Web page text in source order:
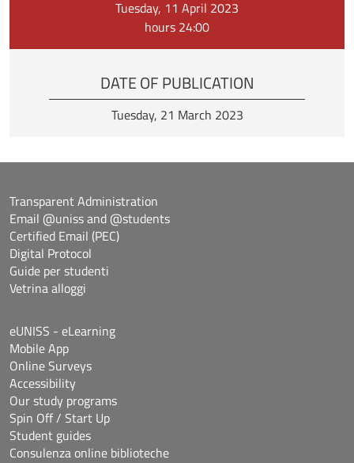
Tuesday, 11 April 2023
hours 24:00
DATE OF PUBLICATION
Tuesday, 21 March 2023
Transparent Administration
Email @uniss and @students
Certified Email (PEC)
Digital Protocol
Guide per studenti
Vetrina alloggi
eUNISS - eLearning
Mobile App
Online Surveys
Accessibility
Our study programs
Spin Off / Start Up
Student guides
Consulenza online biblioteche